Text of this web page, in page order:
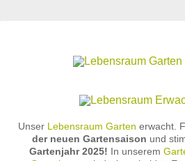
Unser Lebensraum Garten erwacht.
der neuen Gartensaison und
Gartenjahr 2025! In unserem